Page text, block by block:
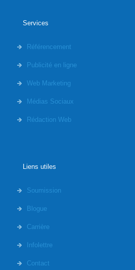
Services
Référencement
Publicité en ligne
Web Marketing
Médias Sociaux
Rédaction Web
Liens utiles
Soumission
Blogue
Carrière
Infolettre
Contact